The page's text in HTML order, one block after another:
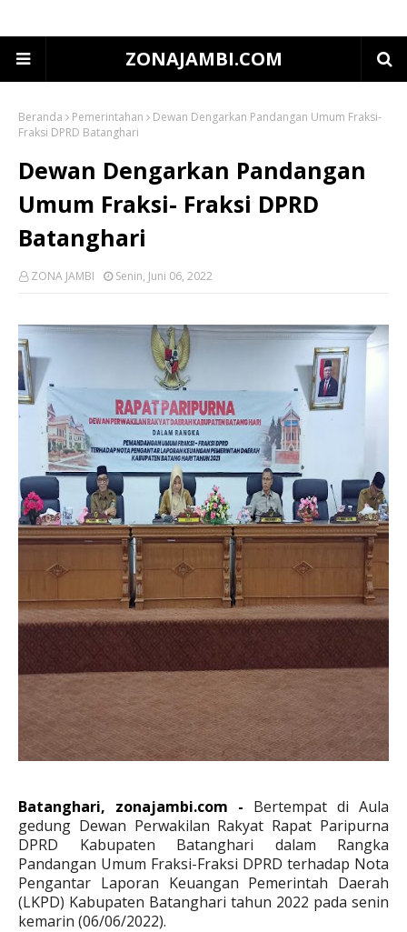
ZONAJAMBI.COM
Beranda Pemerintahan
Dewan Dengarkan Pandangan Umum Fraksi-
Fraksi DPRD Batanghari
Dewan Dengarkan Pandangan
Umum Fraksi- Fraksi DPRD
Batanghari
ZONA JAMBI Senin, Juni 06, 2022
Batanghari, zonajambi.com - Bertempat di Aula
gedung Dewan Perwakilan Rakyat Rapat Paripurna
DPRD Kabupaten Batanghari dalam Rangka
Pandangan Umum Fraksi-Fraksi DPRD terhadap Nota
Pengantar Laporan Keuangan Pemerintah Daerah
(LKPD) Kabupaten Batanghari tahun 2022 pada senin
kemarin (06/06/2022).